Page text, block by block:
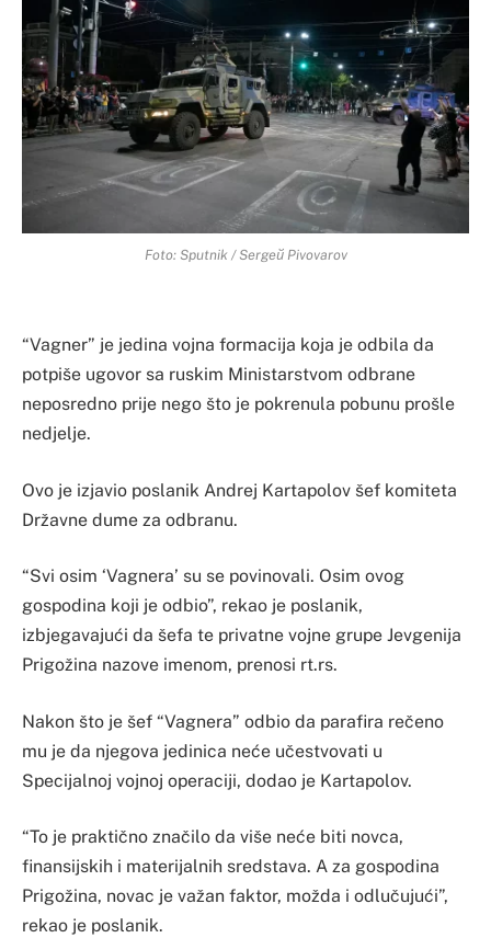
Foto: Sputnik / Sergeй Pivovarov
“Vagner” je jedina vojna formacija koja je odbila da
potpiše ugovor sa ruskim Ministarstvom odbrane
neposredno prije nego što je pokrenula pobunu prošle
nedjelje.
Ovo je izjavio poslanik Andrej Kartapolov šef komiteta
Državne dume za odbranu.
“Svi osim ‘Vagnera’ su se povinovali. Osim ovog
gospodina koji je odbio”, rekao je poslanik,
izbjegavajući da šefa te privatne vojne grupe Jevgenija
Prigožina nazove imenom, prenosi rt.rs.
Nakon što je šef “Vagnera” odbio da parafira rečeno
mu je da njegova jedinica neće učestvovati u
Specijalnoj vojnoj operaciji, dodao je Kartapolov.
“To je praktično značilo da više neće biti novca,
finansijskih i materijalnih sredstava. A za gospodina
Prigožina, novac je važan faktor, možda i odlučujući”,
rekao je poslanik.